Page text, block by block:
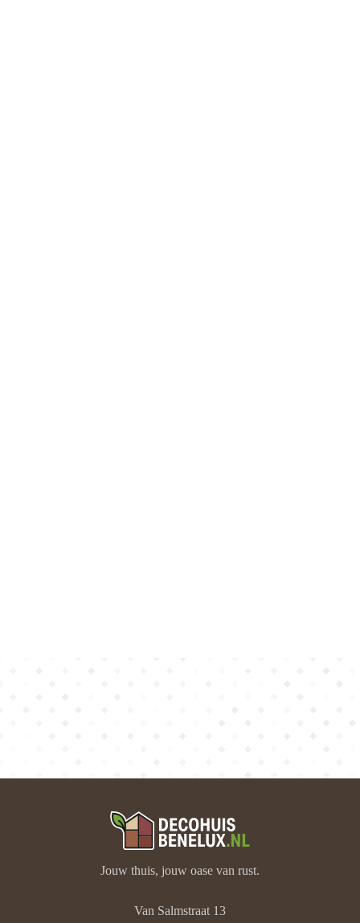
Jouw thuis, jouw oase van rust.
Van Salmstraat 13